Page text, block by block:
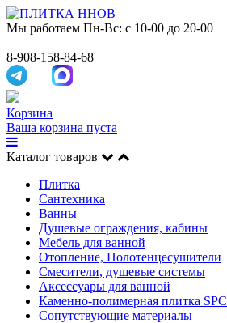
Мы работаем Пн-Вс: с 10-00 до 20-00
8-908-158-84-68
Корзина
Ваша корзина пуста
Каталог товаров
Плитка
Сантехника
Ванны
Душевые ограждения, кабины
Мебель для ванной
Отопление, Полотенцесушители
Смесители, душевые системы
Аксессуары для ванной
Каменно-полимерная плитка SPC
Сопутствующие материалы